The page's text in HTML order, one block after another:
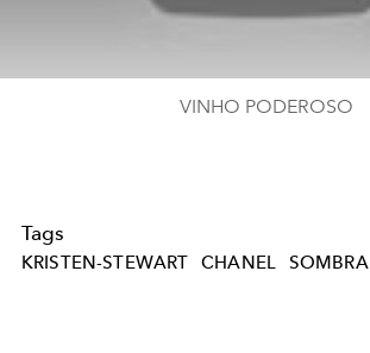
VINHO PODEROSO
Tags
KRISTEN-STEWART CHANEL SOMBRA